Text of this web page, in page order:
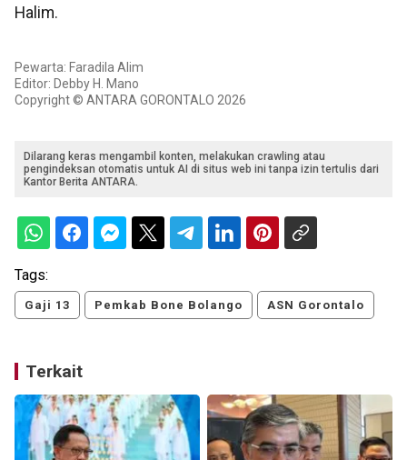
Halim.
Pewarta: Faradila Alim
Editor: Debby H. Mano
Copyright © ANTARA GORONTALO 2026
Dilarang keras mengambil konten, melakukan crawling atau
pengindeksan otomatis untuk AI di situs web ini tanpa izin tertulis dari
Kantor Berita ANTARA.
Tags:
Gaji 13 Pemkab Bone Bolango ASN Gorontalo
Terkait